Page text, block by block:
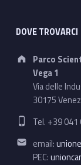
DOVE TROVARCI
Address:
Parco
Vega 1
Via delle
30175
Phone number:
Tel. +39 041
Email address:
email:
PEC: